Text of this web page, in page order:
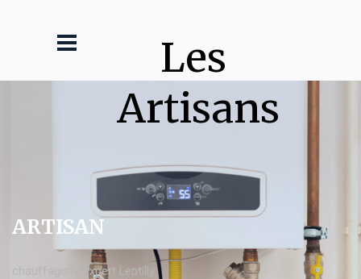
Les
Artisans
ARTISAN
chauffagiste expert Lentilly